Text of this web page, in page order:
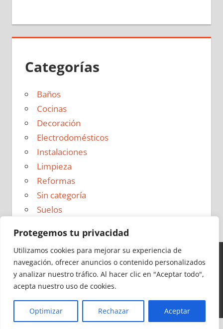
Protegemos tu privacidad
Utilizamos cookies para mejorar su experiencia de
navegación, ofrecer anuncios o contenido personalizados
y analizar nuestro tráfico. Al hacer clic en "Aceptar todo",
acepta nuestro uso de cookies.
Optimizar Rechazar Aceptar
Categorías
Baños
Cocinas
Decoración
Electrodomésticos
Instalaciones
Limpieza
Reformas
Sin categoría
Suelos
Ideas para Reformas en 2026 - Todos los derechos
reservados -Política de Privacidad |Aviso Legal|Política
CerrarMás información|Y más|Y más